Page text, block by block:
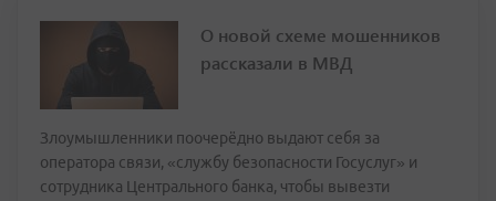
О новой схеме мошенников
рассказали в МВД
Злоумышленники поочерёдно выдают себя за
оператора связи, «службу безопасности Госуслуг» и
сотрудника Центрального банка, чтобы вывезти